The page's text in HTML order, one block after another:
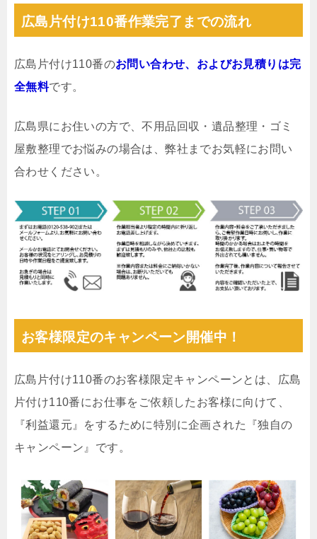
広島片付け110番作業完了までの流れ
広島片付け110番のお問い合わせ、およびお見積りは完
全無料です。
広島県にお住いの方で、不用品回収・遺品整理・ゴミ
屋敷整理でお悩みの場合は、弊社までお気軽にお問い
合わせください。
お客様限定のキャンペーン開催中！
広島片付け110番のお客様限定キャンペーンとは、広島
片付け110番にお仕事をご依頼したお客様に向けて、
『利益還元』をするために特別に企画された『独自の
キャンペーン』です。